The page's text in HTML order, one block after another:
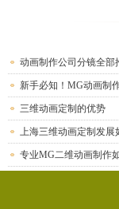
动画制作公司分镜全部
新手必知！MG动画制
三维动画定制的优势
上海三维动画定制发展
专业MG二维动画制作